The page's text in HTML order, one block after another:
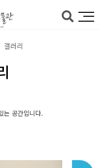
갤러리
는 공간입니다.